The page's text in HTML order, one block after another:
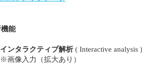
能
インタラクティブ解析 ( Interactive analysis
※画像入力（拡大あり）